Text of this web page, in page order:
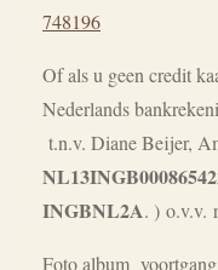
748196
Of als u geen credit
Nederlands
t.n.v. Diane Beijer,
INGBNL2A. ) o.v.v.
Foto album